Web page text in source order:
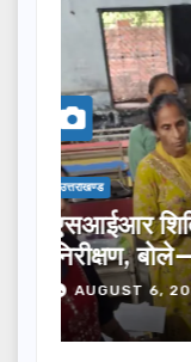
उत्तराखण्ड
तीलू
का चयन,
होंगीAUGUST